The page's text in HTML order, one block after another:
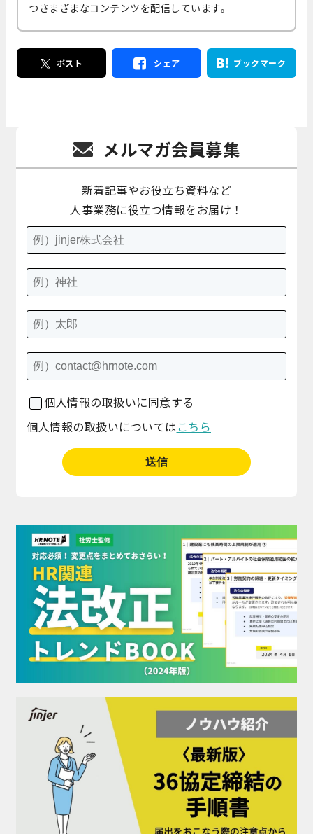
つさまざまなコンテンツを配信しています。
ポスト シェア ブックマーク
メルマガ会員募集
新着記事やお役立ち資料など
人事業務に役立つ情報をお届け！
個人情報の取扱いに同意する
個人情報の取扱いについては こちら